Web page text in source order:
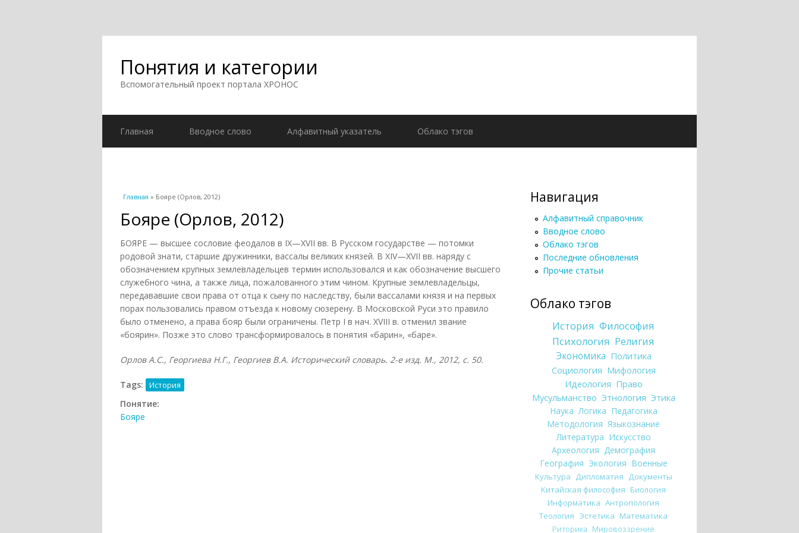
Понятия и категории
Вспомогательный проект портала ХРОНОС
Главная Вводное слово Алфавитный указатель Облако тэгов
Вы здесь
Главная » Бояре (Орлов, 2012)
Бояре (Орлов, 2012)
БОЯРЕ — высшее сословие феодалов в IX—XVII вв. В Русском государстве — потомки
родовой знати, старшие дружинники, вассалы великих князей. В XIV—XVII вв. наряду с
обозначением крупных землевладельцев термин использовался и как обозначение высшего
служебного чина, а также лица, пожалованного этим чином. Крупные землевладельцы,
передававшие свои права от отца к сыну по наследству, были вассалами князя и на первых
порах пользовались правом отъезда к новому сюзерену. В Московской Руси это правило
было отменено, а права бояр были ограничены. Петр I в нач. XVIII в. отменил звание
«боярин». Позже это слово трансформировалось в понятия «барин», «баре».
Орлов А.С., Георгиева Н.Г., Георгиев В.А. Исторический словарь. 2-е изд. М., 2012, с. 50.
Tags: История
Понятие:
Бояре
Навигация
Алфавитный справочник
Вводное слово
Облако тэгов
Последние обновления
Прочие статьи
Облако тэгов
История Философия
Психология Религия
Экономика Политика
Социология Мифология
Идеология Право
Мусульманство Этнология Этика
Наука Логика Педагогика
Методология Языкознание
Литература Искусство
Археология Демография
География Экология Военные
Культура Дипломатия Документы
Китайская философия Биология
Информатика Антропология
Теология Эстетика Математика
Риторика Мировоззрение